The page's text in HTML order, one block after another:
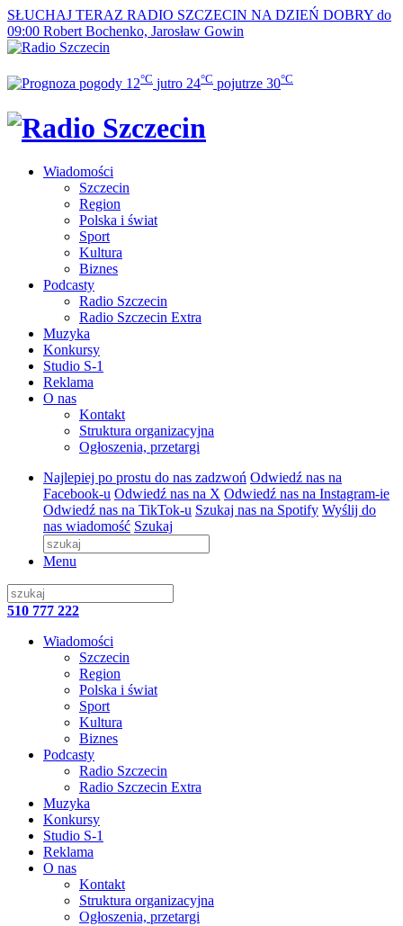
SŁUCHAJ TERAZ RADIO SZCZECIN NA DZIEŃ DOBRY do
09:00 Robert Bochenko, Jarosław Gowin
12°C jutro 24°C pojutrze 30°C
Wiadomości
Szczecin
Region
Polska i świat
Sport
Kultura
Biznes
Podcasty
Radio Szczecin
Radio Szczecin Extra
Muzyka
Konkursy
Studio S-1
Reklama
O nas
Kontakt
Struktura organizacyjna
Ogłoszenia, przetargi
Najlepiej po prostu do nas zadzwoń Odwiedź nas na
Facebook-u Odwiedź nas na X Odwiedź nas na Instagram-ie
Odwiedź nas na TikTok-u Szukaj nas na Spotify Wyślij do
nas wiadomość Szukaj
Menu
510 777 222
Wiadomości
Szczecin
Region
Polska i świat
Sport
Kultura
Biznes
Podcasty
Radio Szczecin
Radio Szczecin Extra
Muzyka
Konkursy
Studio S-1
Reklama
O nas
Kontakt
Struktura organizacyjna
Ogłoszenia, przetargi